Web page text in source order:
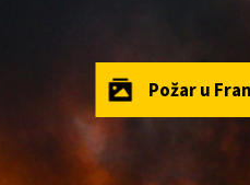
Požar u